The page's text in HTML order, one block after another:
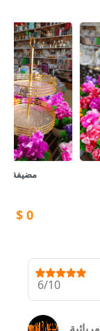
مضيفة
0
$
6/10